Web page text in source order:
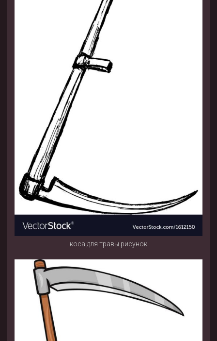
коса для травы рисунок